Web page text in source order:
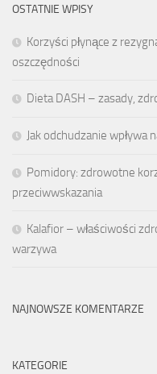
OSTATNIE WPISY
Korzyści płynące z
oszczędności
Dieta DASH – zasady,
Jak odchudzanie wpływa
Pomidory: zdrowotne
przeciwwskazania
Kalafior – właściwości
warzywa
NAJNOWSZE KOMENTARZE
KATEGORIE